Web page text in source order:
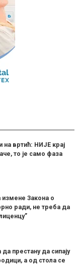
на вртић: НИЈЕ крај
то је само фаза
Закона о
ради, не треба да
престану да сипају
а од стола се